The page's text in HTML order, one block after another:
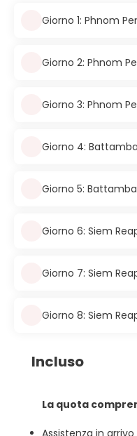
Giorno 1: Phnom
Giorno 2: Phnom
Giorno 3: Phnom
Giorno 4:
Giorno 5:
Giorno 6: Siem
Giorno 7: Siem
Giorno 8: Siem
Incluso
La quota
Assistenza in